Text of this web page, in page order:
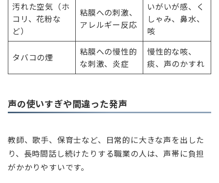
汚れた空気（ホ
コリ、花粉な
ど）
粘膜への刺激、
アレルギー反応
いがいが感、く
しゃみ、鼻水、
咳
タバコの煙
粘膜への慢性的
な刺激、炎症
慢性的な咳、
痰、声のかすれ
声の使いすぎや間違った発声
教師、歌手、保育士など、日常的に大きな声を出した
り、長時間話し続けたりする職業の人は、声帯に負担
がかかりやすいです。